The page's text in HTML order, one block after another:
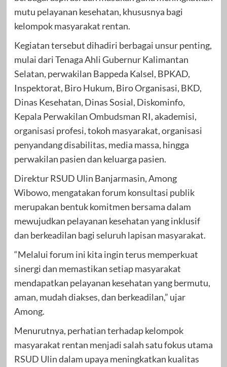
mutu pelayanan kesehatan, khususnya bagi
kelompok masyarakat rentan.
Kegiatan tersebut dihadiri berbagai unsur penting,
mulai dari Tenaga Ahli Gubernur Kalimantan
Selatan, perwakilan Bappeda Kalsel, BPKAD,
Inspektorat, Biro Hukum, Biro Organisasi, BKD,
Dinas Kesehatan, Dinas Sosial, Diskominfo,
Kepala Perwakilan Ombudsman RI, akademisi,
organisasi profesi, tokoh masyarakat, organisasi
penyandang disabilitas, media massa, hingga
perwakilan pasien dan keluarga pasien.
Direktur RSUD Ulin Banjarmasin, Among
Wibowo, mengatakan forum konsultasi publik
merupakan bentuk komitmen bersama dalam
mewujudkan pelayanan kesehatan yang inklusif
dan berkeadilan bagi seluruh lapisan masyarakat.
“Melalui forum ini kita ingin terus memperkuat
sinergi dan memastikan setiap masyarakat
mendapatkan pelayanan kesehatan yang bermutu,
aman, mudah diakses, dan berkeadilan,” ujar
Among.
Menurutnya, perhatian terhadap kelompok
masyarakat rentan menjadi salah satu fokus utama
RSUD Ulin dalam upaya meningkatkan kualitas